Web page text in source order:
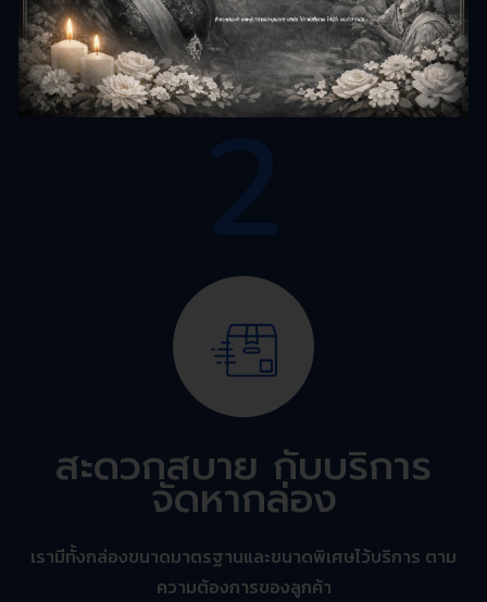
ดูแลเอกสาร
ระบบที่มีมาตรฐาน ทำให้การทำงานมีประสิทธิภาพมากขึ้นปล่อย
ให้เรื่องยุ่งยากเป็นหน้าที่เรา
สะดวกสบาย กับบริการ
จัดหากล่อง
เรามีทั้งกล่องขนาดมาตรฐานและขนาดพิเศษไว้บริการ ตาม
ความต้องการของลูกค้า